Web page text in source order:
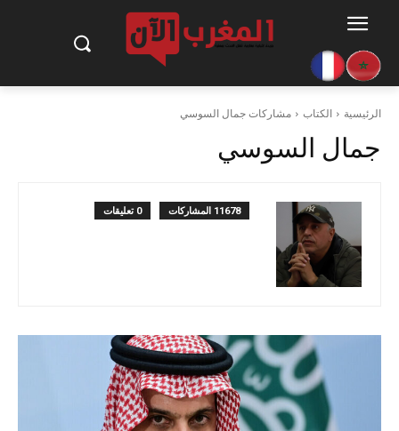
الرئيسية الكتاب مشاركات جمال السوسي
جمال السوسي
11678 المشاركات 0 تعليقات